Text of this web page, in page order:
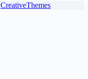
CreativeThemes